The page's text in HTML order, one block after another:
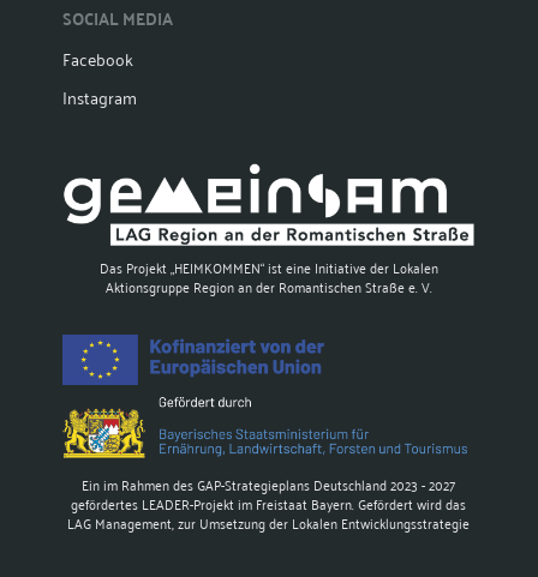
SOCIAL MEDIA
Facebook
Instagram
Das Projekt „HEIMKOMMEN“ ist eine Initiative der Lokalen
Aktionsgruppe Region an der Romantischen Straße e. V.
Ein im Rahmen des GAP-Strategieplans Deutschland 2023 - 2027
gefördertes LEADER-Projekt im Freistaat Bayern. Gefördert wird das
LAG Management, zur Umsetzung der Lokalen Entwicklungsstrategie